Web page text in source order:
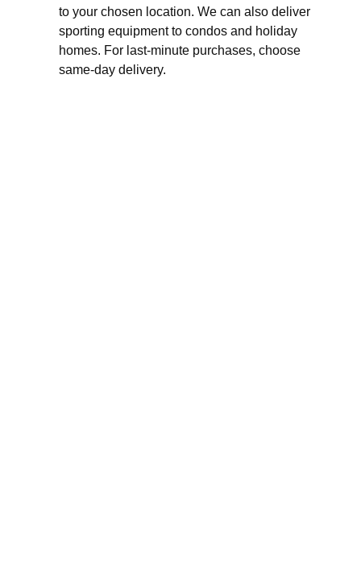
to your chosen location. We can also deliver
sporting equipment to condos and holiday
homes. For last-minute purchases, choose
same-day delivery.